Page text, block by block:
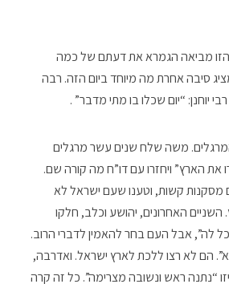
מביאה הגמרא את דעתם של כמה
סיבה אחרת מה מיוחד ביום הזה. רבה
יוחנן: “יום שכלו בו מתי מדבר” .
משה שלח שנים עשר מרגלים
את הארץ” ויחזרו עם דו”ח מה קורה שם.
מסקנות קשות, וטענו שעם ישראל לא
האחרונים, יהושע וכלב, חלקו
לה”, אבל העם בחר להאמין לדברי הרוב.
הם לא רצו ללכת לארץ ישראל. ואדרבה,
“נתנה ראש ונשובה מצרימה”. כל זה קרה